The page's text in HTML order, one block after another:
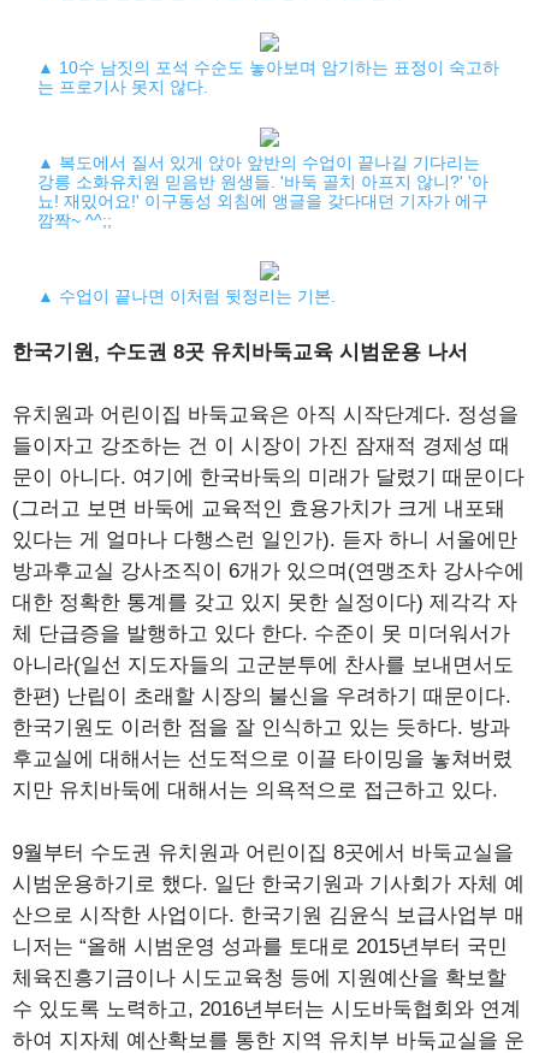
▲ 10수 남짓의 포석 수순도 놓아보며 암기하는 표정이 숙고하
는 프로기사 못지 않다.
▲ 복도에서 질서 있게 앉아 앞반의 수업이 끝나길 기다리는
강릉 소화유치원 믿음반 원생들. '바둑 골치 아프지 않니?' '아
뇨! 재밌어요!' 이구동성 외침에 앵글을 갖다대던 기자가 에구
깜짝~ ^^;;
▲ 수업이 끝나면 이처럼 뒷정리는 기본.
한국기원, 수도권 8곳 유치바둑교육 시범운용 나서
유치원과 어린이집 바둑교육은 아직 시작단계다. 정성을
들이자고 강조하는 건 이 시장이 가진 잠재적 경제성 때
문이 아니다. 여기에 한국바둑의 미래가 달렸기 때문이다
(그러고 보면 바둑에 교육적인 효용가치가 크게 내포돼
있다는 게 얼마나 다행스런 일인가). 듣자 하니 서울에만
방과후교실 강사조직이 6개가 있으며(연맹조차 강사수에
대한 정확한 통계를 갖고 있지 못한 실정이다) 제각각 자
체 단급증을 발행하고 있다 한다. 수준이 못 미더워서가
아니라(일선 지도자들의 고군분투에 찬사를 보내면서도
한편) 난립이 초래할 시장의 불신을 우려하기 때문이다.
한국기원도 이러한 점을 잘 인식하고 있는 듯하다. 방과
후교실에 대해서는 선도적으로 이끌 타이밍을 놓쳐버렸
지만 유치바둑에 대해서는 의욕적으로 접근하고 있다.
9월부터 수도권 유치원과 어린이집 8곳에서 바둑교실을
시범운용하기로 했다. 일단 한국기원과 기사회가 자체 예
산으로 시작한 사업이다. 한국기원 김윤식 보급사업부 매
니저는 “올해 시범운영 성과를 토대로 2015년부터 국민
체육진흥기금이나 시도교육청 등에 지원예산을 확보할
수 있도록 노력하고, 2016년부터는 시도바둑협회와 연계
하여 지자체 예산확보를 통한 지역 유치부 바둑교실을 운